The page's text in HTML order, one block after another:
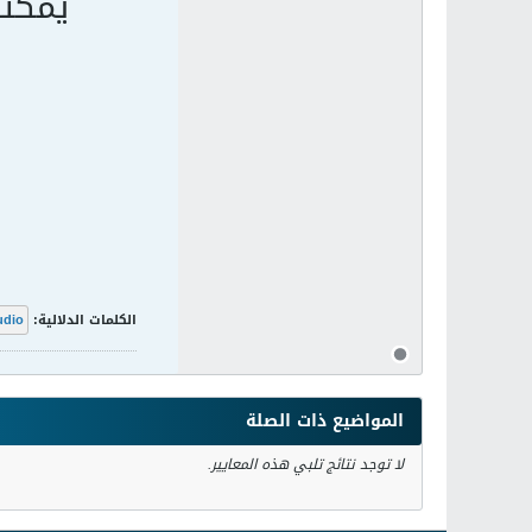
الكلمات الدلالية:
المواضيع ذات الصلة
لا توجد نتائج تلبي هذه المعايير.